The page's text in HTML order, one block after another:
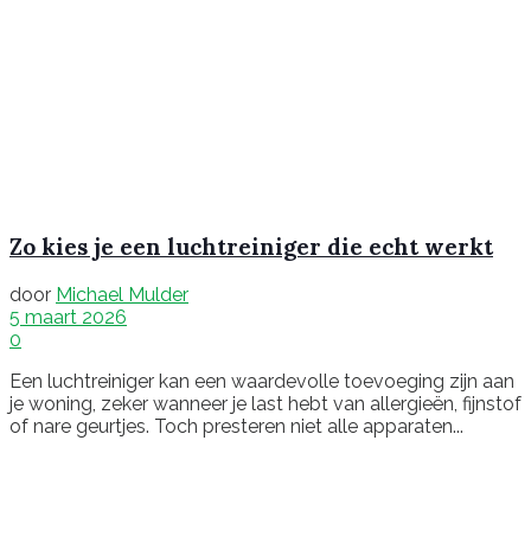
Zo kies je een luchtreiniger die echt werkt
door Michael Mulder
5 maart 2026
0
Een luchtreiniger kan een waardevolle toevoeging zijn aan
je woning, zeker wanneer je last hebt van allergieën, fijnstof
of nare geurtjes. Toch presteren niet alle apparaten...